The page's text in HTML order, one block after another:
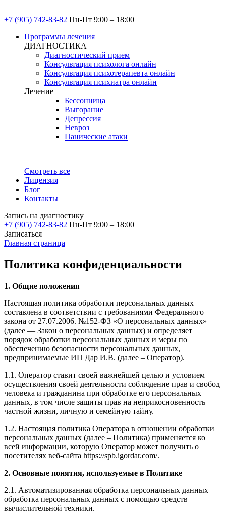
+7 (905) 742-83-82 Пн-Пт 9:00 – 18:00
Программы лечения
ДИАГНОСТИКА
Диагностический прием
Консультация психолога онлайн
Консультация психотерапевта онлайн
Консультация психиатра онлайн
Лечение
Бессонница
Выгорание
Депрессия
Невроз
Панические атаки
Смотреть все
Лицензия
Блог
Контакты
Запись на диагностику
+7 (905) 742-83-82 Пн-Пт 9:00 – 18:00
Записаться
Главная страница
Политика конфиденциальности
1. Общие положения
Настоящая политика обработки персональных данных
составлена в соответствии с требованиями Федерального
закона от 27.07.2006. №152-ФЗ «О персональных данных»
(далее — Закон о персональных данных) и определяет
порядок обработки персональных данных и меры по
обеспечению безопасности персональных данных,
предпринимаемые ИП Дар И.В. (далее – Оператор).
1.1. Оператор ставит своей важнейшей целью и условием
осуществления своей деятельности соблюдение прав и свобод
человека и гражданина при обработке его персональных
данных, в том числе защиты прав на неприкосновенность
частной жизни, личную и семейную тайну.
1.2. Настоящая политика Оператора в отношении обработки
персональных данных (далее – Политика) применяется ко
всей информации, которую Оператор может получить о
посетителях веб-сайта https://spb.igordar.com/.
2. Основные понятия, используемые в Политике
2.1. Автоматизированная обработка персональных данных –
обработка персональных данных с помощью средств
вычислительной техники.